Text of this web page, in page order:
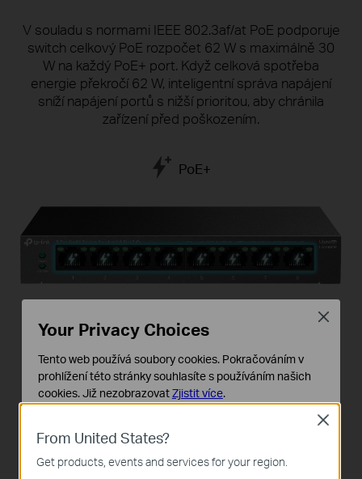
V souladu s normami IEEE 802.3af/at PoE podporuje
switch celkový PoE rozpočet 62 W s maximálně 30
W na každý PoE+ port. Když celková spotřeba
energie překročí 62 W, inteligentní správa napájení
sníží napájení portů s nižší prioritou, aby chránila
zařízení před poškozením.
PoE+
Access
bod
IP
telefon
IP
kamera
IPTV
Síťový video
rekordér
From United States?
Get products, events and services for your region.
Close
Your Privacy Choices
Tento web používá soubory cookies. Pokračováním v
prohlížení této stránky souhlasíte s používáním našich
cookies.Již nezobrazovatZjistit více.
Tyto cookies jsou nezbytné pro fungování webových
stránek a nelze je ve vašich systémech deaktivovat.
Close